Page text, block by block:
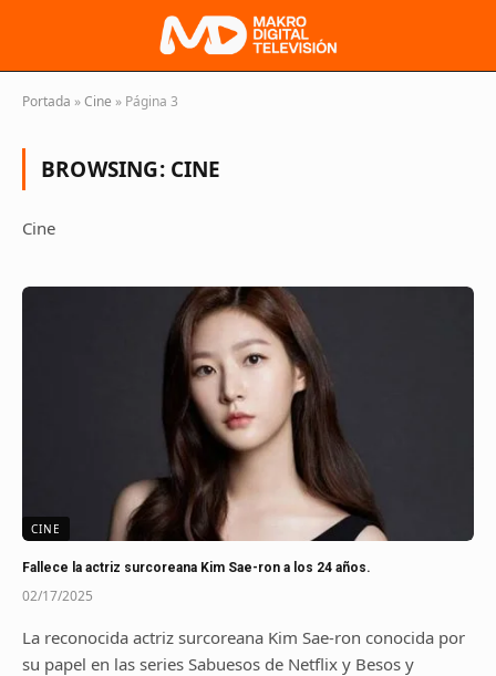
Portada »Cine » Página 3
BROWSING: CINE
Cine
CINE
Fallece la actriz surcoreana Kim Sae-ron a los 24 años.
02/17/2025
La reconocida actriz surcoreana Kim Sae-ron conocida por
su papel en las series Sabuesos de Netflix y Besos y